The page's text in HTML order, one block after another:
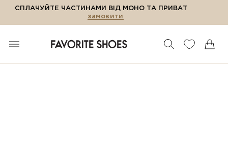
СПЛАЧУЙТЕ ЧАСТИНАМИ ВІД МОНО ТА ПРИВАТ
замовити